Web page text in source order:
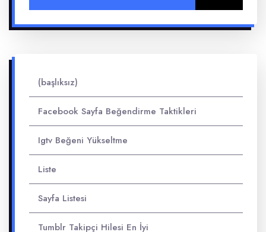
(başlıksız)
Facebook Sayfa Beğendirme Taktikleri
Igtv Beğeni Yükseltme
Liste
Sayfa Listesi
Tumblr Takipçi Hilesi En İyi